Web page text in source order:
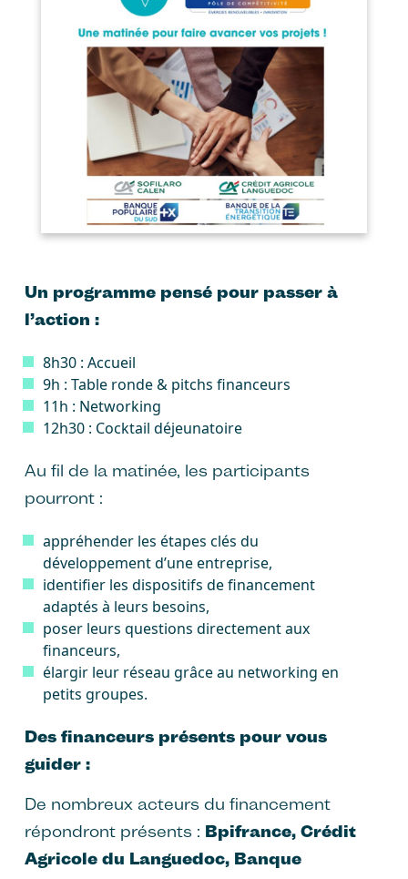
Un programme pensé pour passer à
l’action :
8h30 : Accueil
9h : Table ronde & pitchs financeurs
11h : Networking
12h30 : Cocktail déjeunatoire
Au fil de la matinée, les participants
pourront :
appréhender les étapes clés du
développement d’une entreprise,
identifier les dispositifs de financement
adaptés à leurs besoins,
poser leurs questions directement aux
financeurs,
élargir leur réseau grâce au networking en
petits groupes.
Des financeurs présents pour vous
guider :
De nombreux acteurs du financement
répondront présents : Bpifrance, Crédit
Agricole du Languedoc, Banque